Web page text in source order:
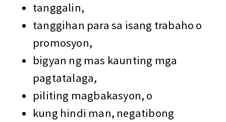
tanggalin,
tanggihan para sa isang trabaho o
promosyon,
bigyan ng mas kaunting mga
pagtatalaga,
piliting magbakasyon, o
kung hindi man, negatibong